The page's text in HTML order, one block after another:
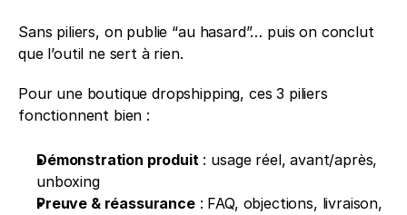
Sans piliers, on publie “au hasard”… puis on conclut
que l’outil ne sert à rien.
Pour une boutique dropshipping, ces 3 piliers
fonctionnent bien :
Démonstration produit : usage réel, avant/après,
unboxing
Preuve & réassurance : FAQ, objections, livraison,